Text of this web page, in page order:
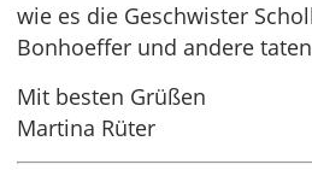
wie es die Geschwister
Bonhoeffer und andere
Mit besten Grüßen
Martina Rüter